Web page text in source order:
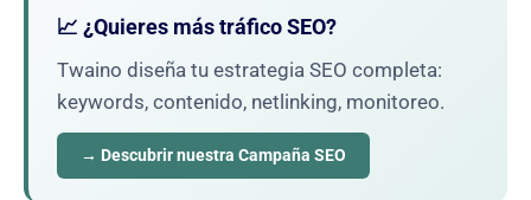
📈 ¿Quieres más tráfico SEO?
Twaino diseña tu estrategia SEO completa:
keywords, contenido, netlinking, monitoreo.
→ Descubrir nuestra Campaña SEO